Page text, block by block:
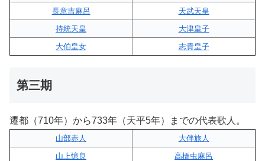
長意吉麻呂
天武天皇
持統天皇
大津皇子
大伯皇女
志貴皇子
第三期
遷都（710年）から733年（天平5年）までの代表歌人。
山部赤人
大伴旅人
山上憶良
高橋虫麻呂